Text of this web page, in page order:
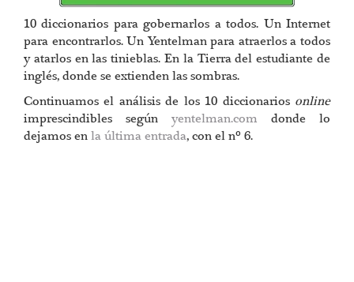
10 diccionarios para gobernarlos a todos. Un Internet
para encontrarlos. Un Yentelman para atraerlos a todos
y atarlos en las tinieblas. En la Tierra del estudiante de
inglés, donde se extienden las sombras.
Continuamos el análisis de los 10 diccionarios online
imprescindibles según yentelman.com donde lo
dejamos enla última entrada, con el nº 6.